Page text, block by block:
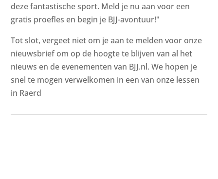
deze fantastische sport. Meld je nu aan voor een
gratis proefles en begin je BJJ-avontuur!"
Tot slot, vergeet niet om je aan te melden voor onze
nieuwsbrief om op de hoogte te blijven van al het
nieuws en de evenementen van BJJ.nl. We hopen je
snel te mogen verwelkomen in een van onze lessen
in Raerd